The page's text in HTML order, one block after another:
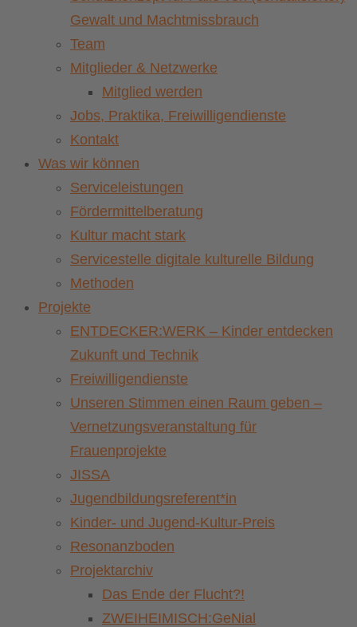
Gewalt und Machtmissbrauch
Team
Mitglieder & Netzwerke
Mitglied werden
Jobs, Praktika, Freiwilligendienste
Kontakt
Was wir können
Serviceleistungen
Fördermittelberatung
Kultur macht stark
Servicestelle digitale kulturelle Bildung
Methoden
Projekte
ENTDECKER:WERK – Kinder entdecken
Zukunft und Technik
Freiwilligendienste
Unseren Stimmen einen Raum geben –
Vernetzungsveranstaltung für
Frauenprojekte
JISSA
Jugendbildungsreferent*in
Kinder- und Jugend-Kultur-Preis
Resonanzboden
Projektarchiv
Das Ende der Flucht?!
ZWEIHEIMISCH:GeNial